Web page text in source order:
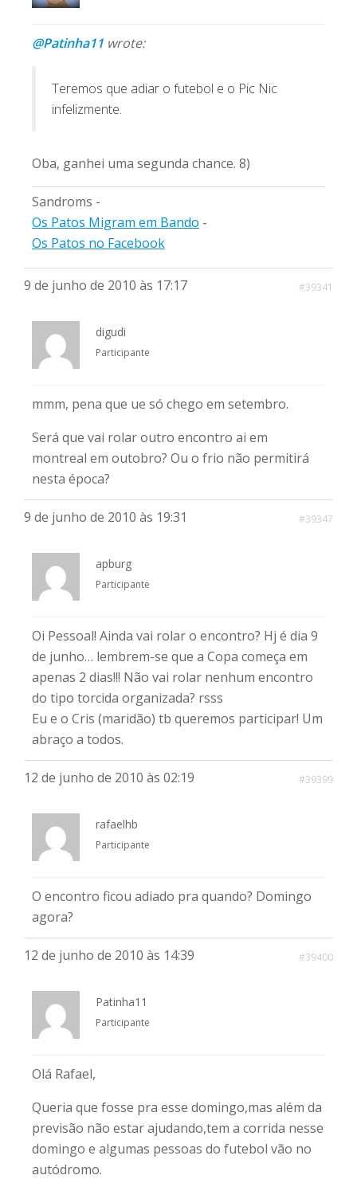
@Patinha11 wrote:
Teremos que adiar o futebol e o Pic Nic
infelizmente.
Oba, ganhei uma segunda chance. 8)
Sandroms -
Os Patos Migram em Bando -
Os Patos no Facebook
9 de junho de 2010 às 17:17 #39341
digudi
Participante
mmm, pena que ue só chego em setembro.
Será que vai rolar outro encontro ai em
montreal em outobro? Ou o frio não permitirá
nesta época?
9 de junho de 2010 às 19:31 #39347
apburg
Participante
Oi Pessoal! Ainda vai rolar o encontro? Hj é dia 9
de junho… lembrem-se que a Copa começa em
apenas 2 dias!!! Não vai rolar nenhum encontro
do tipo torcida organizada? rsss
Eu e o Cris (maridão) tb queremos participar! Um
abraço a todos.
12 de junho de 2010 às 02:19 #39399
rafaelhb
Participante
O encontro ficou adiado pra quando? Domingo
agora?
12 de junho de 2010 às 14:39 #39400
Patinha11
Participante
Olá Rafael,
Queria que fosse pra esse domingo,mas além da
previsão não estar ajudando,tem a corrida nesse
domingo e algumas pessoas do futebol vão no
autódromo.